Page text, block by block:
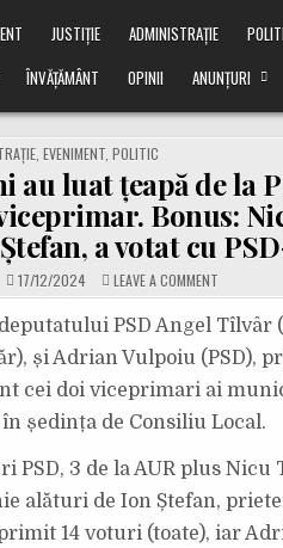
JUSTIȚIE ADMINISTRAȚIE
ÎNVĂȚĂMÂNT OPINII ANUNȚURI
, EVENIMENT, POLITIC
au luat țeapă de la
Bonus:
a votat cu
17/12/2024 LEAVE A COMMENTON
CREDULII
LA
AUR
FOCȘANI
AU
LUAT
ȚEAPĂ
LA
CĂ
VOR
PRIMI
FUNCȚIA
DE
PSD Angel
și Adrian Vulpoiu (PSD),
cei doi viceprimari ai
ședința de Consiliu Local.
PSD, 3 de la AUR plus Nicu
alături de Ion Ștefan,
14 voturi (toate), iar